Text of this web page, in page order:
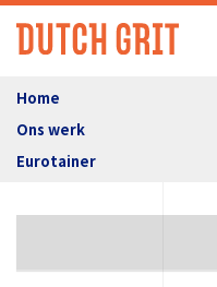
Home
Ons werk
Eurotainer